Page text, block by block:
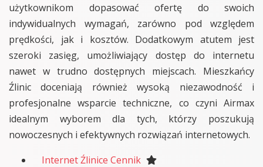
użytkownikom dopasować ofertę do swoich
indywidualnych wymagań, zarówno pod względem
prędkości, jak i kosztów. Dodatkowym atutem jest
szeroki zasięg, umożliwiający dostęp do internetu
nawet w trudno dostępnych miejscach. Mieszkańcy
Źlinic doceniają również wysoką niezawodność i
profesjonalne wsparcie techniczne, co czyni Airmax
idealnym wyborem dla tych, którzy poszukują
nowoczesnych i efektywnych rozwiązań internetowych.
Internet Źlinice Cennik